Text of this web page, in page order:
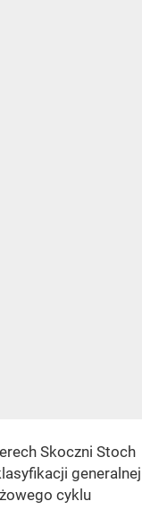
Skoczni Stoch
generalnej
cyklu